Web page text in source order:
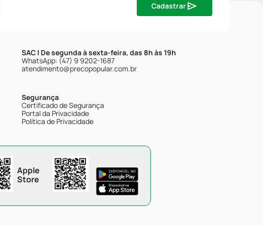
Cadastrar
SAC | De segunda à sexta-feira, das 8h às 19h
WhatsApp: (47) 9 9202-1687
atendimento@precopopular.com.br
Segurança
Certificado de Segurança
Portal da Privacidade
Política de Privacidade
Apple
Store